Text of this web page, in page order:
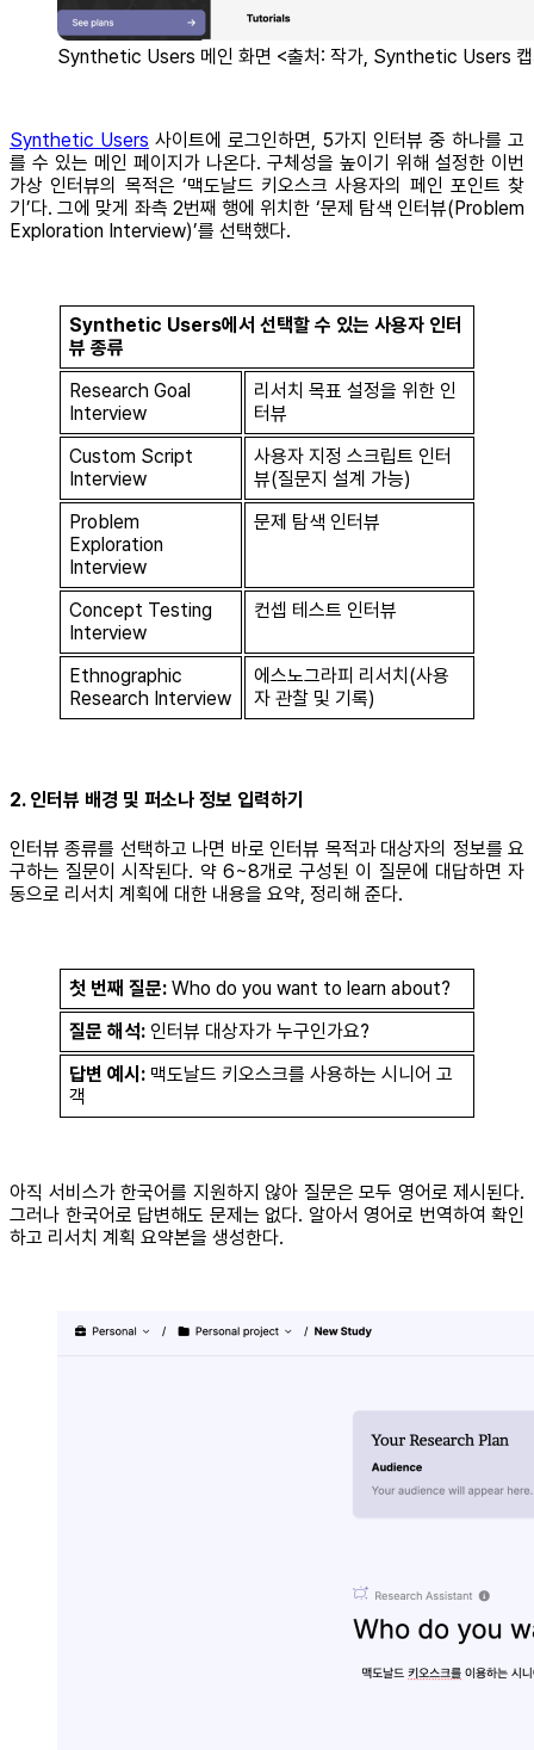
Synthetic Users 메인 화면 <출처: 작가, Synthetic Users
Synthetic Users 사이트에 로그인하면, 5가지 인터뷰 중 하나를 고
를 수 있는 메인 페이지가 나온다. 구체성을 높이기 위해 설정한 이번
가상 인터뷰의 목적은 ‘맥도날드 키오스크 사용자의 페인 포인트 찾
기’다. 그에 맞게 좌측 2번째 행에 위치한 ‘문제 탐색 인터뷰(Problem
Exploration Interview)’를 선택했다.
Synthetic Users에서 선택할 수 있는 사용자 인터
뷰 종류
Research Goal
Interview
리서치 목표 설정을 위한 인
터뷰
Custom Script
Interview
사용자 지정 스크립트 인터
뷰(질문지 설계 가능)
Problem
Exploration
Interview
문제 탐색 인터뷰
Concept Testing
Interview
컨셉 테스트 인터뷰
Ethnographic
Research Interview
에스노그라피 리서치(사용
자 관찰 및 기록)
2. 인터뷰 배경 및 퍼소나 정보 입력하기
인터뷰 종류를 선택하고 나면 바로 인터뷰 목적과 대상자의 정보를 요
구하는 질문이 시작된다. 약 6~8개로 구성된 이 질문에 대답하면 자
동으로 리서치 계획에 대한 내용을 요약, 정리해 준다.
첫 번째 질문:Who do you want to learn about?
질문 해석:인터뷰 대상자가 누구인가요?
답변 예시:맥도날드 키오스크를 사용하는 시니어 고
객
아직 서비스가 한국어를 지원하지 않아 질문은 모두 영어로 제시된다.
그러나 한국어로 답변해도 문제는 없다. 알아서 영어로 번역하여 확인
하고 리서치 계획 요약본을 생성한다.